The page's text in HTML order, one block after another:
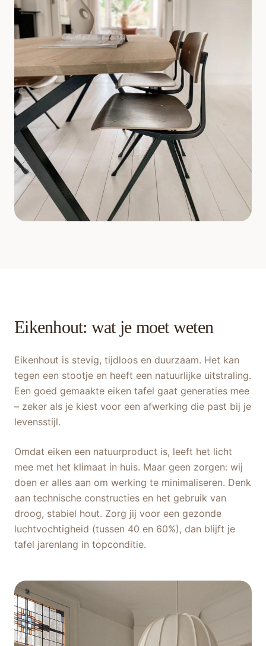
Eikenhout: wat je moet weten
Eikenhout is stevig, tijdloos en duurzaam. Het kan
tegen een stootje en heeft een natuurlijke uitstraling.
Een goed gemaakte eiken tafel gaat generaties mee
– zeker als je kiest voor een afwerking die past bij je
levensstijl.
Omdat eiken een natuurproduct is, leeft het licht
mee met het klimaat in huis. Maar geen zorgen: wij
doen er alles aan om werking te minimaliseren. Denk
aan technische constructies en het gebruik van
droog, stabiel hout. Zorg jij voor een gezonde
luchtvochtigheid (tussen 40 en 60%), dan blijft je
tafel jarenlang in topconditie.